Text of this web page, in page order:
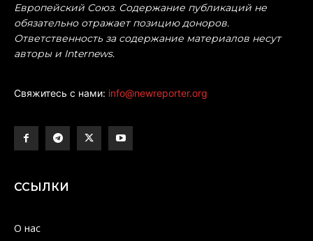
Европейский Союз. Содержание публикаций не
обязательно отражает позицию доноров.
Ответственность за содержание материалов несут
авторы и Internews.
Свяжитесь с нами: info@newreporter.org
ССЫЛКИ
О нас